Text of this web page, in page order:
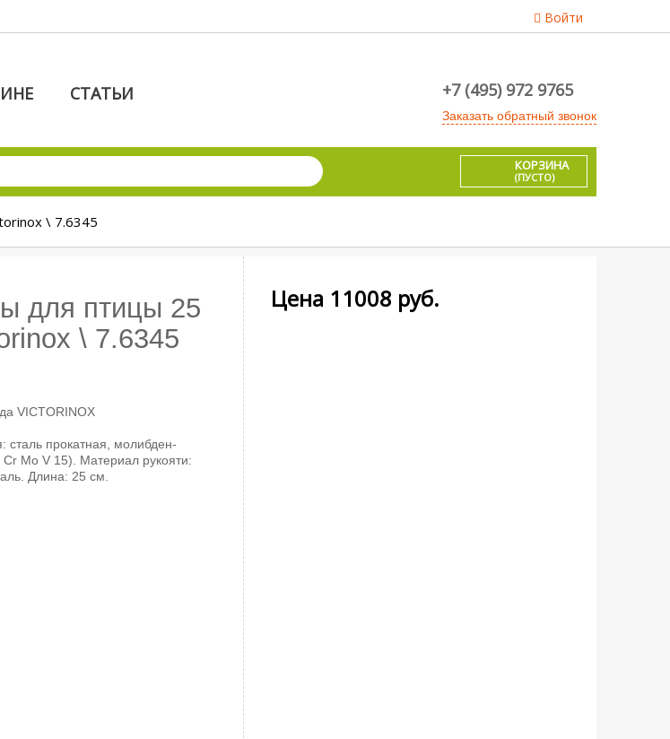
Войти
СТАТЬИ +7 (495) 972 9765
Заказать обратный звонок
КОРЗИНА
(ПУСТО)
\ 7.6345
для птицы 25
\ 7.6345
VICTORINOX
сталь прокатная, молибден-
Mo V 15). Материал рукояти:
Длина: 25 см.
Цена 11008 руб.